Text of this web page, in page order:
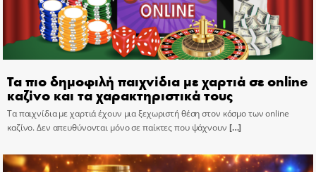
Τα πιο δημοφιλή παιχνίδια με χαρτιά σε online
καζίνο και τα χαρακτηριστικά τους
Τα παιχνίδια με χαρτιά έχουν μια ξεχωριστή θέση στον κόσμο των online
καζίνο. Δεν απευθύνονται μόνο σε παίκτες που ψάχνουν […]